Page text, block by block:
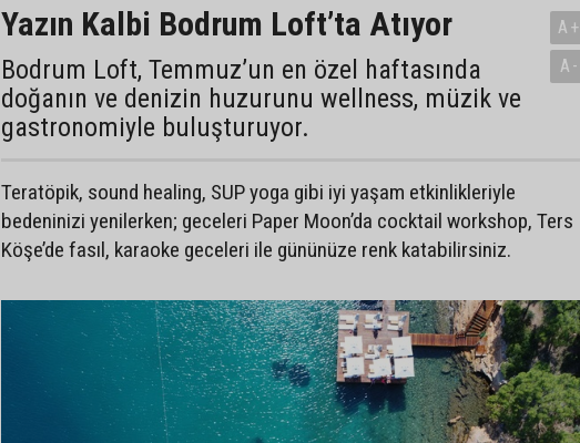
Yazın Kalbi Bodrum Loft’ta Atıyor
Bodrum Loft, Temmuz’un en özel haftasında
doğanın ve denizin huzurunu wellness, müzik ve
gastronomiyle buluşturuyor.
A+
A-
Teratöpik, sound healing, SUP yoga gibi iyi yaşam etkinlikleriyle
bedeninizi yenilerken; geceleri Paper Moon’da cocktail workshop, Ters
Köşe’de fasıl, karaoke geceleri ile gününüze renk katabilirsiniz.